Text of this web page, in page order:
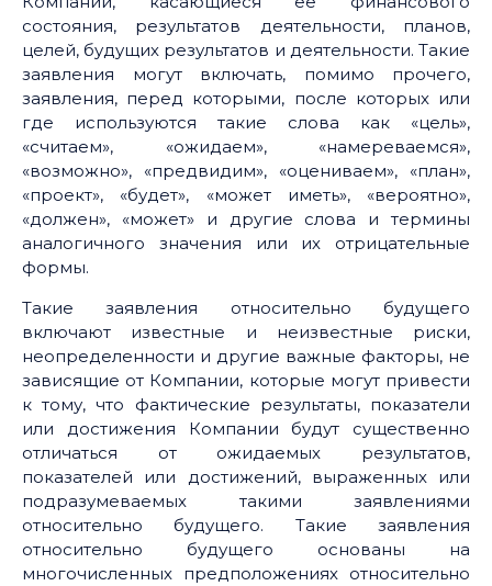
состояния, результатов деятельности, планов,
целей, будущих результатов и деятельности. Такие
заявления могут включать, помимо прочего,
заявления, перед которыми, после которых или
где используются такие слова как «цель»,
«считаем», «ожидаем», «намереваемся»,
«возможно», «предвидим», «оцениваем», «план»,
«проект», «будет», «может иметь», «вероятно»,
«должен», «может» и другие слова и термины
аналогичного значения или их отрицательные
формы.
Такие заявления относительно будущего
включают известные и неизвестные риски,
неопределенности и другие важные факторы, не
зависящие от Компании, которые могут привести
к тому, что фактические результаты, показатели
или достижения Компании будут существенно
отличаться от ожидаемых результатов,
показателей или достижений, выраженных или
подразумеваемых такими заявлениями
относительно будущего. Такие заявления
относительно будущего основаны на
многочисленных предположениях относительно